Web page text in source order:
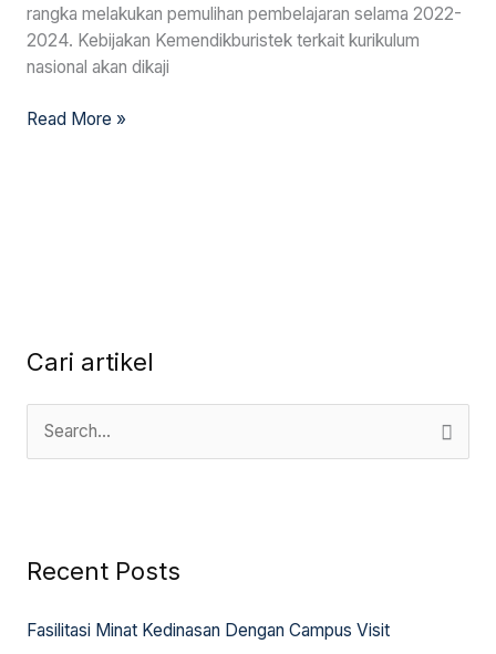
Cari artikel
c
f
Recent Posts
Fasilitasi Minat Kedinasan Dengan Campus Visit
rangka melakukan pemulihan pembelajaran selama 2022-
2024. Kebijakan Kemendikburistek terkait kurikulum
nasional akan dikaji
Read More »